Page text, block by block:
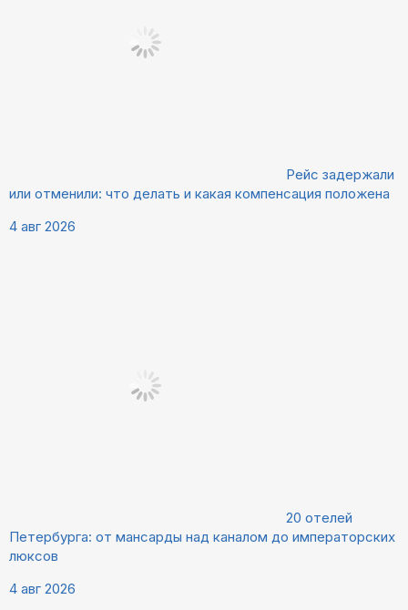
Рейс задержали
или отменили: что делать и какая компенсация положена
4 авг 2026
20 отелей
Петербурга: от мансарды над каналом до императорских
люксов
4 авг 2026